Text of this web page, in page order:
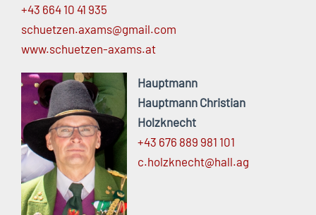
+43 664 10 41 935
schuetzen.axams@gmail.com
www.schuetzen-axams.at
Hauptmann
Hauptmann Christian
Holzknecht
+43 676 889 981 101
c.holzknecht@hall.ag